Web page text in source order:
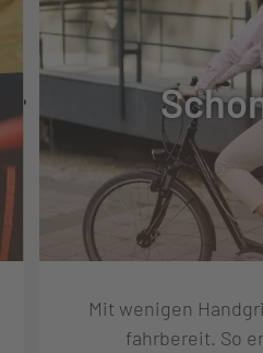
Mit wenigen
fahrbereit. So